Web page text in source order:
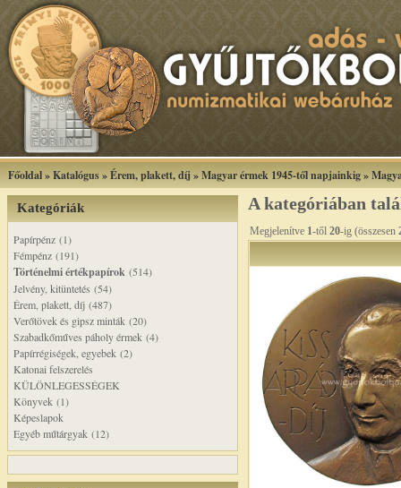
Főoldal»Katalógus»Érem, plakett, díj »Magyar érmek 1945-től napjainkig»
Kategóriák
Papírpénz (1)
Fémpénz (191)
Történelmi értékpapírok (514)
Jelvény, kitüntetés (54)
Érem, plakett, díj (487)
Verőtövek és gipsz minták (20)
Szabadkőműves páholy érmek (4)
Papírrégiségek, egyebek (2)
Katonai felszerelés
KÜLÖNLEGESSÉGEK
Könyvek (1)
Képeslapok
Egyéb műtárgyak (12)
A kategóriában
Megjelenítve 1-től 20-ig (összesen